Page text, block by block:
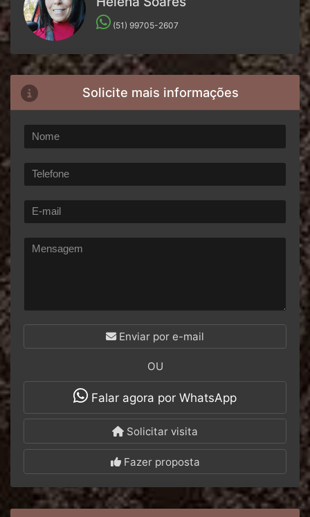
(51) 99705-2607
Solicite mais informações
Enviar por e-mail
OU
Falar agora por WhatsApp
Solicitar visita
Fazer proposta